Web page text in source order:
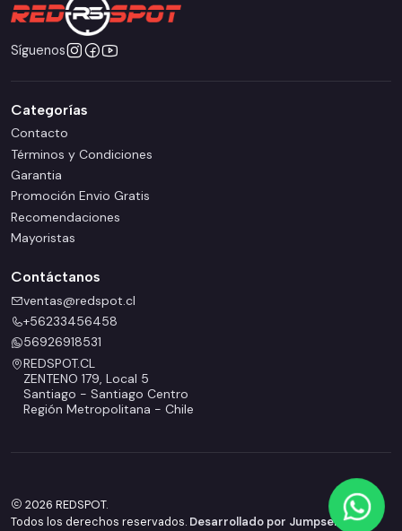
Síguenos
Categorías
Contacto
Términos y Condiciones
Garantia
Promoción Envio Gratis
Recomendaciones
Mayoristas
Contáctanos
ventas@redspot.cl
+56233456458
56926918531
REDSPOT.CL
ZENTENO 179, Local 5
Santiago - Santiago Centro
Región Metropolitana - Chile
2026 REDSPOT.
Todos los derechos reservados. Desarrollado por Jumpseller.